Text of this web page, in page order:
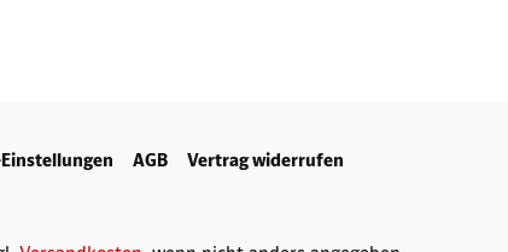
AGB Vertrag widerrufen